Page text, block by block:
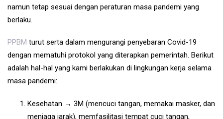
namun tetap sesuai dengan peraturan masa pandemi yang
berlaku.
PPBM turut serta dalam mengurangi penyebaran Covid-19
dengan mematuhi protokol yang diterapkan pemerintah. Berikut
adalah hal-hal yang kami berlakukan di lingkungan kerja selama
masa pandemi:
Kesehatan → 3M (mencuci tangan, memakai masker, dan
menjaga jarak), memfasilitasi tempat cuci tangan,